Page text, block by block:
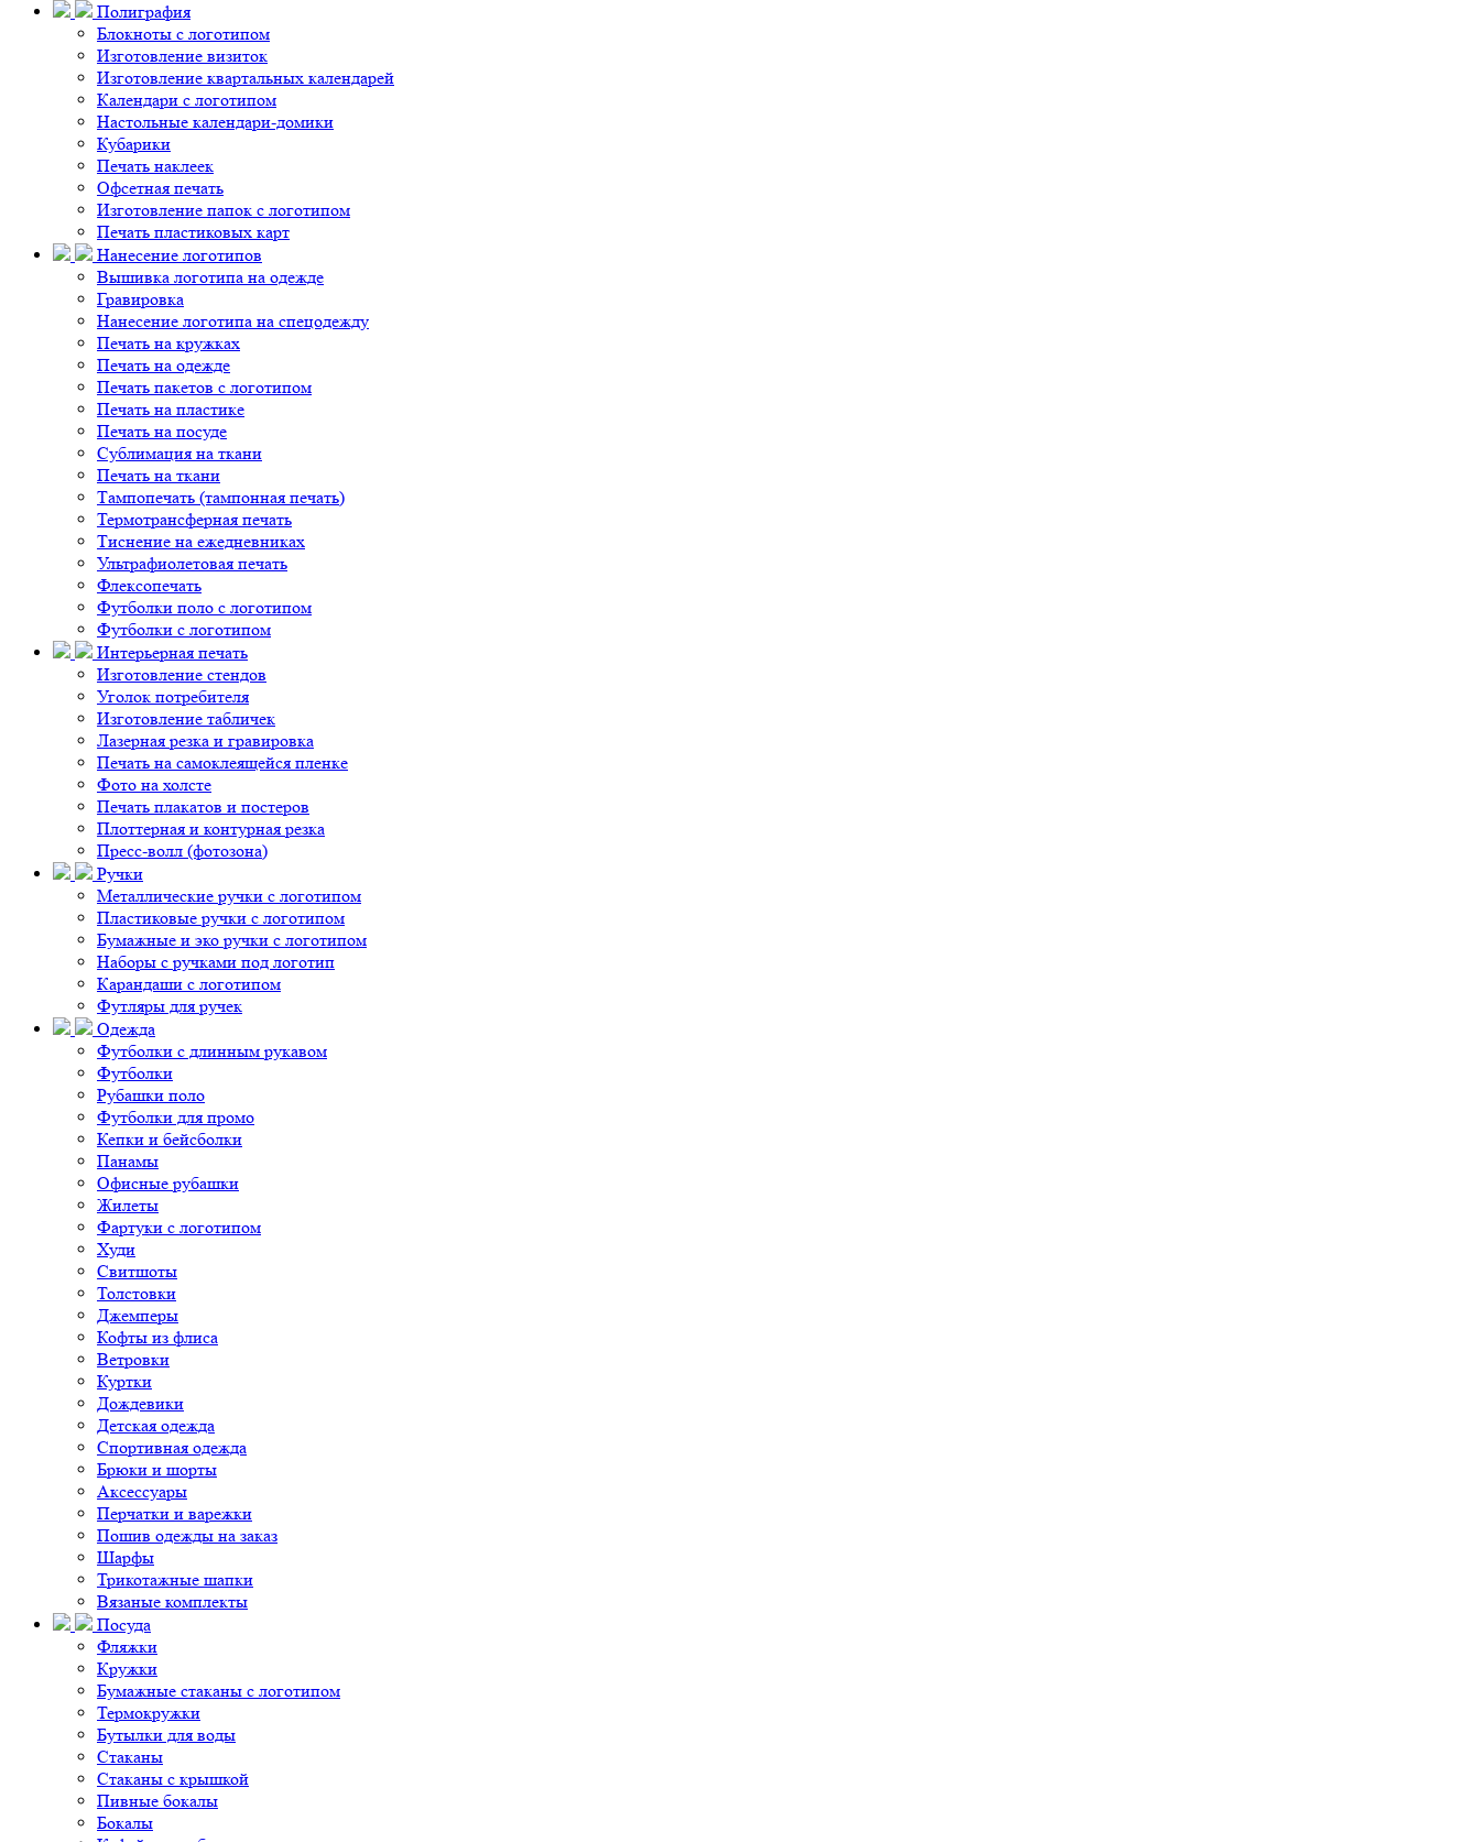
Полиграфия
Блокноты с логотипом
Изготовление визиток
Изготовление квартальных календарей
Календари с логотипом
Настольные календари-домики
Кубарики
Печать наклеек
Офсетная печать
Изготовление папок с логотипом
Печать пластиковых карт
Нанесение логотипов
Вышивка логотипа на одежде
Гравировка
Нанесение логотипа на спецодежду
Печать на кружках
Печать на одежде
Печать пакетов с логотипом
Печать на пластике
Печать на посуде
Сублимация на ткани
Печать на ткани
Тампопечать (тампонная печать)
Термотрансферная печать
Тиснение на ежедневниках
Ультрафиолетовая печать
Флексопечать
Футболки поло с логотипом
Футболки с логотипом
Интерьерная печать
Изготовление стендов
Уголок потребителя
Изготовление табличек
Лазерная резка и гравировка
Печать на самоклеящейся пленке
Фото на холсте
Печать плакатов и постеров
Плоттерная и контурная резка
Пресс-волл (фотозона)
Ручки
Металлические ручки с логотипом
Пластиковые ручки с логотипом
Бумажные и эко ручки с логотипом
Наборы с ручками под логотип
Карандаши с логотипом
Футляры для ручек
Одежда
Футболки с длинным рукавом
Футболки
Рубашки поло
Футболки для промо
Кепки и бейсболки
Панамы
Офисные рубашки
Жилеты
Фартуки с логотипом
Худи
Свитшоты
Толстовки
Джемперы
Кофты из флиса
Ветровки
Куртки
Дождевики
Детская одежда
Спортивная одежда
Брюки и шорты
Аксессуары
Перчатки и варежки
Пошив одежды на заказ
Шарфы
Трикотажные шапки
Вязаные комплекты
Посуда
Фляжки
Кружки
Бумажные стаканы с логотипом
Термокружки
Бутылки для воды
Стаканы
Стаканы с крышкой
Пивные бокалы
Бокалы